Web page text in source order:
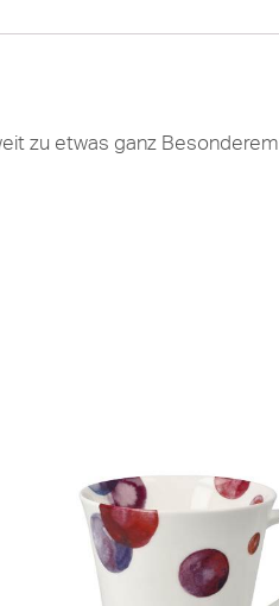
zu etwas ganz Besonderem